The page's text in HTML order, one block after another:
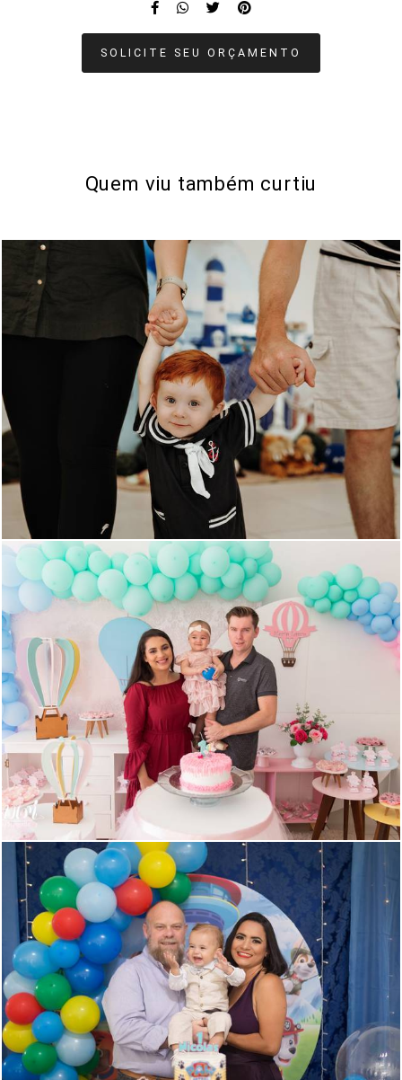
SOLICITE SEU ORÇAMENTO
Quem viu também curtiu
437
958 8
611 0